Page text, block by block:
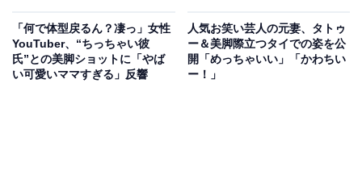
「何で体型戻るん？凄っ」女性
YouTuber、“ちっちゃい彼
氏”との美脚ショットに「やば
い可愛いママすぎる」反響
人気お笑い芸人の元妻、タトゥ
ー＆美脚際立つタイでの姿を公
開「めっちゃいい」「かわちい
ー！」